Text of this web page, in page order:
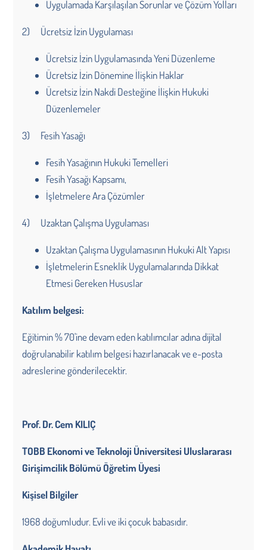
Uygulamada Karşılaşılan Sorunlar ve Çözüm Yolları
2) Ücretsiz İzin Uygulaması
Ücretsiz İzin Uygulamasında Yeni Düzenleme
Ücretsiz İzin Dönemine İlişkin Haklar
Ücretsiz İzin Nakdi Desteğine İlişkin Hukuki
Düzenlemeler
3) Fesih Yasağı
Fesih Yasağının Hukuki Temelleri
Fesih Yasağı Kapsamı,
İşletmelere Ara Çözümler
4) Uzaktan Çalışma Uygulaması
Uzaktan Çalışma Uygulamasının Hukuki Alt Yapısı
İşletmelerin Esneklik Uygulamalarında Dikkat
Etmesi Gereken Hususlar
Katılım belgesi:
Eğitimin % 70'ine devam eden katılımcılar adına dijital
doğrulanabilir katılım belgesi hazırlanacak ve e-posta
adreslerine gönderilecektir.
Prof. Dr. Cem KILIÇ
TOBB Ekonomi ve Teknoloji Üniversitesi Uluslararası
Girişimcilik Bölümü Öğretim Üyesi
Kişisel Bilgiler
1968 doğumludur. Evli ve iki çocuk babasıdır.